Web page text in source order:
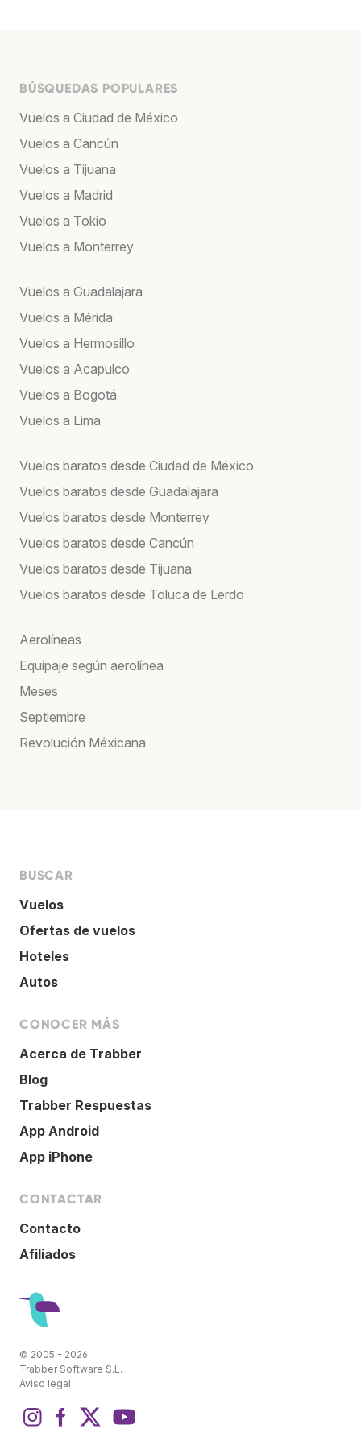
BÚSQUEDAS POPULARES
Vuelos a Ciudad de México
Vuelos a Cancún
Vuelos a Tijuana
Vuelos a Madrid
Vuelos a Tokio
Vuelos a Monterrey
Vuelos a Guadalajara
Vuelos a Mérida
Vuelos a Hermosillo
Vuelos a Acapulco
Vuelos a Bogotá
Vuelos a Lima
Vuelos baratos desde Ciudad de México
Vuelos baratos desde Guadalajara
Vuelos baratos desde Monterrey
Vuelos baratos desde Cancún
Vuelos baratos desde Tijuana
Vuelos baratos desde Toluca de Lerdo
Aerolíneas
Equipaje según aerolínea
Meses
Septiembre
Revolución Méxicana
BUSCAR
Vuelos
Ofertas de vuelos
Hoteles
Autos
CONOCER MÁS
Acerca de Trabber
Blog
Trabber Respuestas
App Android
App iPhone
CONTACTAR
Contacto
Afiliados
© 2005 - 2026
Trabber Software S.L.
Aviso legal